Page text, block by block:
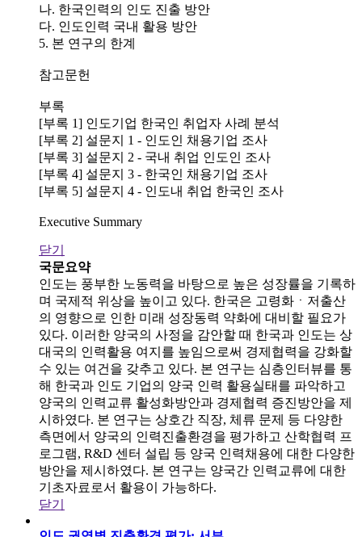
나. 한국인력의 인도 진출 방안
다. 인도인력 국내 활용 방안
5. 본 연구의 한계
참고문헌
부록
[부록 1] 인도기업 한국인 취업자 사례 분석
[부록 2] 설문지 1 - 인도인 채용기업 조사
[부록 3] 설문지 2 - 국내 취업 인도인 조사
[부록 4] 설문지 3 - 한국인 채용기업 조사
[부록 5] 설문지 4 - 인도내 취업 한국인 조사
Executive Summary
닫기
국문요약
인도는 풍부한 노동력을 바탕으로 높은 성장률을 기록하
며 국제적 위상을 높이고 있다. 한국은 고령화ㆍ저출산
의 영향으로 인한 미래 성장동력 약화에 대비할 필요가
있다. 이러한 양국의 사정을 감안할 때 한국과 인도는 상
대국의 인력활용 여지를 높임으로써 경제협력을 강화할
수 있는 여건을 갖추고 있다. 본 연구는 심층인터뷰를 통
해 한국과 인도 기업의 양국 인력 활용실태를 파악하고
양국의 인력교류 활성화방안과 경제협력 증진방안을 제
시하였다. 본 연구는 상호간 직장, 체류 문제 등 다양한
측면에서 양국의 인력진출환경을 평가하고 산학협력 프
로그램, R&D 센터 설립 등 양국 인력채용에 대한 다양한
방안을 제시하였다. 본 연구는 양국간 인력교류에 대한
기초자료로서 활용이 가능하다.
닫기